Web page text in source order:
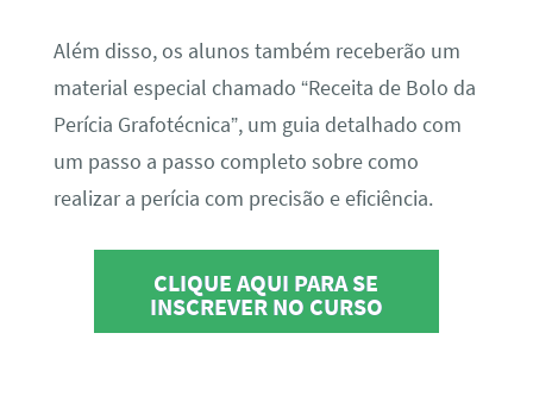
Além disso, os alunos também receberão um
material especial chamado “Receita de Bolo da
Perícia Grafotécnica”, um guia detalhado com
um passo a passo completo sobre como
realizar a perícia com precisão e eficiência.
CLIQUE AQUI PARA SE
INSCREVER NO CURSO